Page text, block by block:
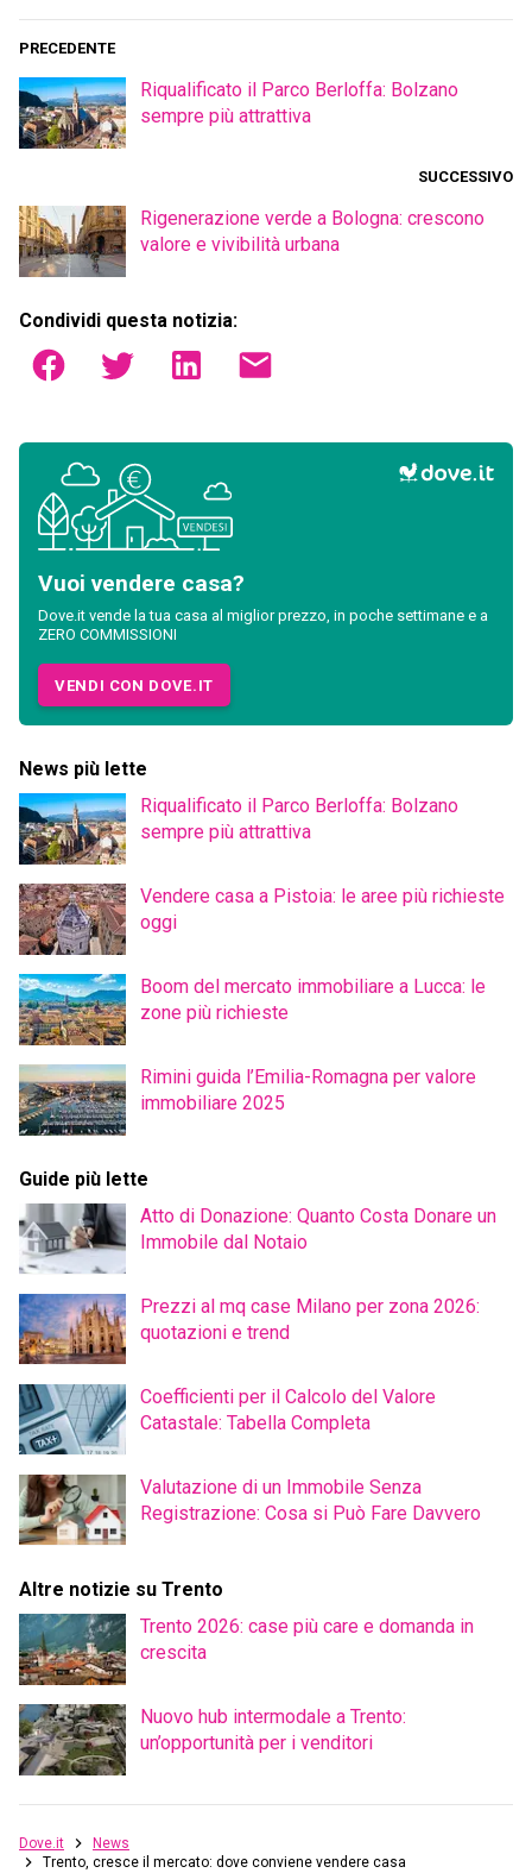
PRECEDENTE
Riqualificato il Parco Berloffa: Bolzano
sempre più attrattiva
SUCCESSIVO
Rigenerazione verde a Bologna: crescono
valore e vivibilità urbana
Condividi questa notizia:
Vuoi vendere casa?
Dove.it vende la tua casa al miglior prezzo, in poche settimane e a
ZERO COMMISSIONI
VENDI CON DOVE.IT
News più lette
Riqualificato il Parco Berloffa: Bolzano
sempre più attrattiva
Vendere casa a Pistoia: le aree più richieste
oggi
Boom del mercato immobiliare a Lucca: le
zone più richieste
Rimini guida l’Emilia-Romagna per valore
immobiliare 2025
Guide più lette
Atto di Donazione: Quanto Costa Donare un
Immobile dal Notaio
Prezzi al mq case Milano per zona 2026:
quotazioni e trend
Coefficienti per il Calcolo del Valore
Catastale: Tabella Completa
Valutazione di un Immobile Senza
Registrazione: Cosa si Può Fare Davvero
Altre notizie su Trento
Trento 2026: case più care e domanda in
crescita
Nuovo hub intermodale a Trento:
un’opportunità per i venditori
Dove.it
News
Trento, cresce il mercato: dove conviene vendere casa